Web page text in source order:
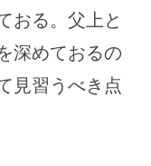
おる。父上と
深めておるの
見習うべき点